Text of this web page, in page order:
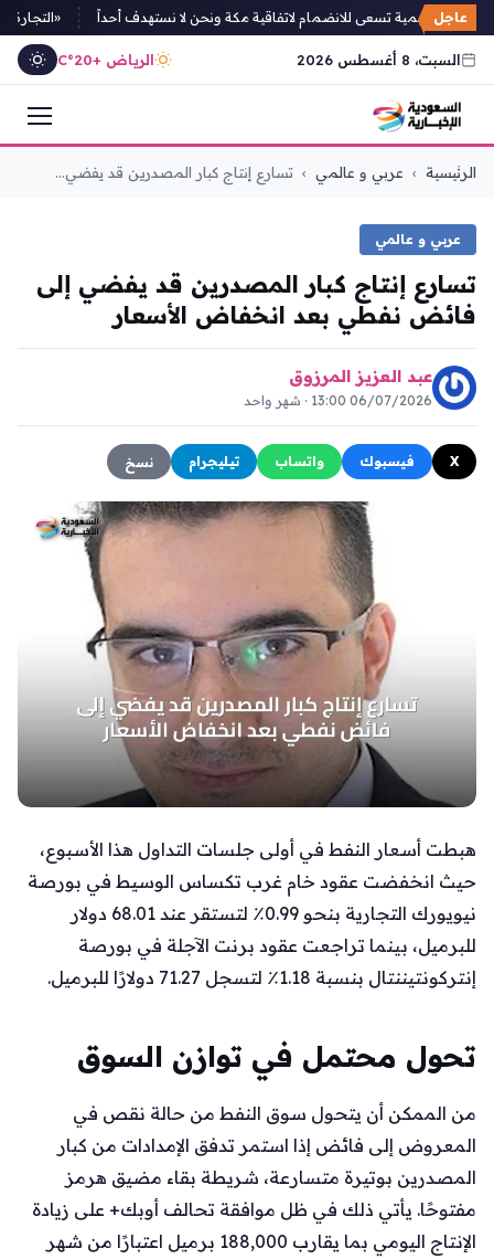
عاجل
دول إقليمية تسعى للانضمام لاتفاقية مكة ونحن لا نستهدف أحداً «التجارة»
السبت، 8 أغسطس 2026 الرياض +20°C
التجاوز
الرئيسية › عربي و عالمي › تسارع إنتاج كبار المصدرين قد يفضي...
عربي و عالمي
تسارع إنتاج كبار المصدرين قد يفضي إلى
فائض نفطي بعد انخفاض الأسعار
عبد العزيز المرزوق
06/07/2026 13:00 · شهر واحد
X فيسبوك واتساب تيليجرام نسخ
هبطت أسعار النفط في أولى جلسات التداول هذا الأسبوع،
حيث انخفضت عقود خام غرب تكساس الوسيط في بورصة
نيويورك التجارية بنحو 0.99٪ لتستقر عند 68.01 دولار
للبرميل، بينما تراجعت عقود برنت الآجلة في بورصة
إنتركونتيننتال بنسبة 1.18٪ لتسجل 71.27 دولارًا للبرميل.
تحول محتمل في توازن السوق
من الممكن أن يتحول سوق النفط من حالة نقص في
المعروض إلى فائض إذا استمر تدفق الإمدادات من كبار
المصدرين بوتيرة متسارعة، شريطة بقاء مضيق هرمز
مفتوحًا. يأتي ذلك في ظل موافقة تحالف أوبك+ على زيادة
الإنتاج اليومي بما يقارب 188,000 برميل اعتبارًا من شهر